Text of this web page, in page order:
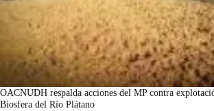
OACNUDH respalda acciones del MP contra
Biosfera del Río Plátano